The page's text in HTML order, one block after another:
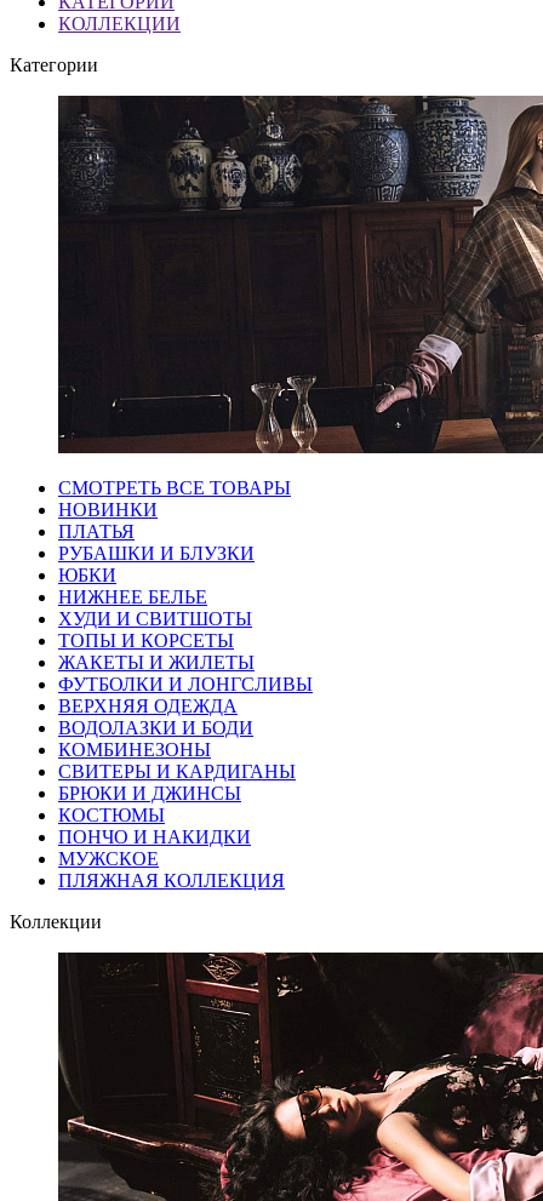
КОЛЛЕКЦИИ
Категории
СМОТРЕТЬ ВСЕ ТОВАРЫ
НОВИНКИ
ПЛАТЬЯ
РУБАШКИ И БЛУЗКИ
ЮБКИ
НИЖНЕЕ БЕЛЬЕ
ХУДИ И СВИТШОТЫ
ТОПЫ И КОРСЕТЫ
ЖАКЕТЫ И ЖИЛЕТЫ
ФУТБОЛКИ И ЛОНГСЛИВЫ
ВЕРХНЯЯ ОДЕЖДА
ВОДОЛАЗКИ И БОДИ
КОМБИНЕЗОНЫ
СВИТЕРЫ И КАРДИГАНЫ
БРЮКИ И ДЖИНСЫ
КОСТЮМЫ
ПОНЧО И НАКИДКИ
МУЖСКОЕ
ПЛЯЖНАЯ КОЛЛЕКЦИЯ
Коллекции